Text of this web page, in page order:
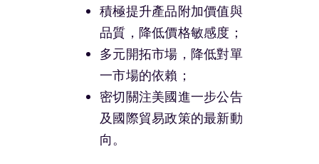
積極提升產品附加價值與
品質，降低價格敏感度；
多元開拓市場，降低對單
一市場的依賴；
密切關注美國進一步公告
及國際貿易政策的最新動
向。